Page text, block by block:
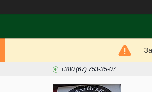
+380 (67) 753-35-07